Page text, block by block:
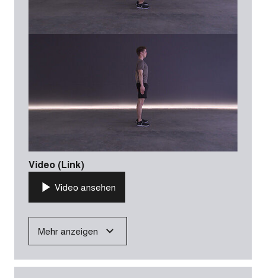
Video (Link)
Video ansehen
Mehr anzeigen